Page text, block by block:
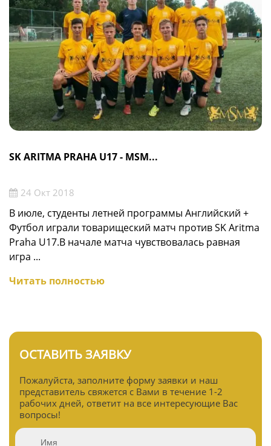
SK ARITMA PRAHA U17 - MSM...
24 Окт 2018
В июле, студенты летней программы Английский +
Футбол играли товарищеский матч против SK Aritma
Praha U17.В начале матча чувствовалась равная
игра ...
Читать полностью
ОСТАВИТЬ ЗАЯВКУ
Пожалуйста, заполните форму заявки и наш
представитель свяжется с Вами в течение 1-2
рабочих дней, ответит на все интересующие Вас
вопросы!